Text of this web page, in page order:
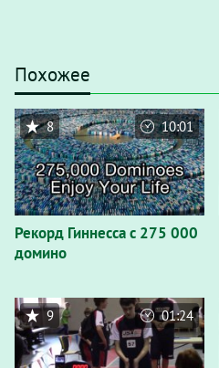
Похожее
Рекорд Гиннесса с 275 000
домино
8 10:01
9 01:24